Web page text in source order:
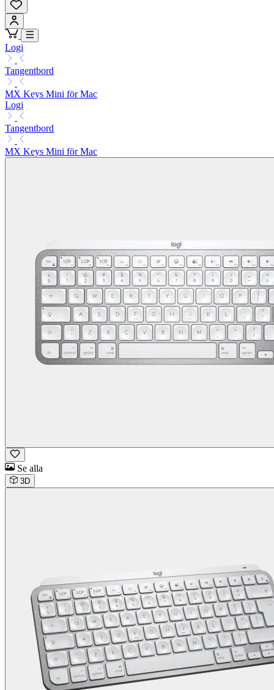
Logi
Tangentbord
MX Keys Mini för Mac
Logi
Tangentbord
MX Keys Mini för Mac
Se alla
3D